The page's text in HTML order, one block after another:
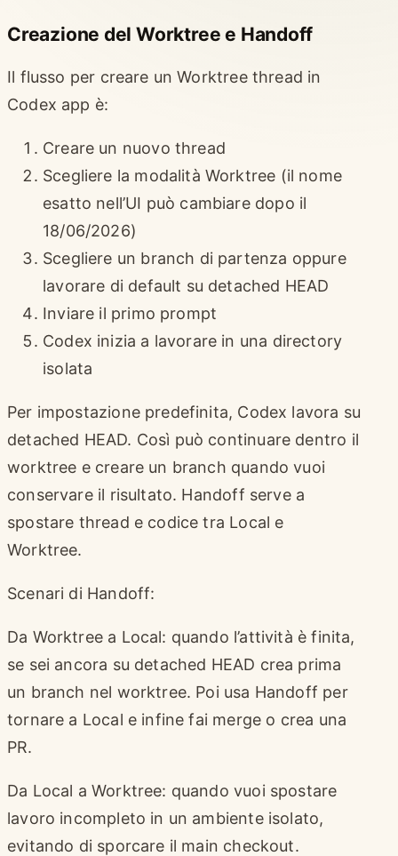
Creazione del Worktree e Handoff
Il flusso per creare un Worktree thread in
Codex app è:
Creare un nuovo thread
Scegliere la modalità Worktree (il nome
esatto nell’UI può cambiare dopo il
18/06/2026)
Scegliere un branch di partenza oppure
lavorare di default su detached HEAD
Inviare il primo prompt
Codex inizia a lavorare in una directory
isolata
Per impostazione predefinita, Codex lavora su
detached HEAD. Così può continuare dentro il
worktree e creare un branch quando vuoi
conservare il risultato. Handoff serve a
spostare thread e codice tra Local e
Worktree.
Scenari di Handoff:
Da Worktree a Local: quando l’attività è finita,
se sei ancora su detached HEAD crea prima
un branch nel worktree. Poi usa Handoff per
tornare a Local e infine fai merge o crea una
PR.
Da Local a Worktree: quando vuoi spostare
lavoro incompleto in un ambiente isolato,
evitando di sporcare il main checkout.